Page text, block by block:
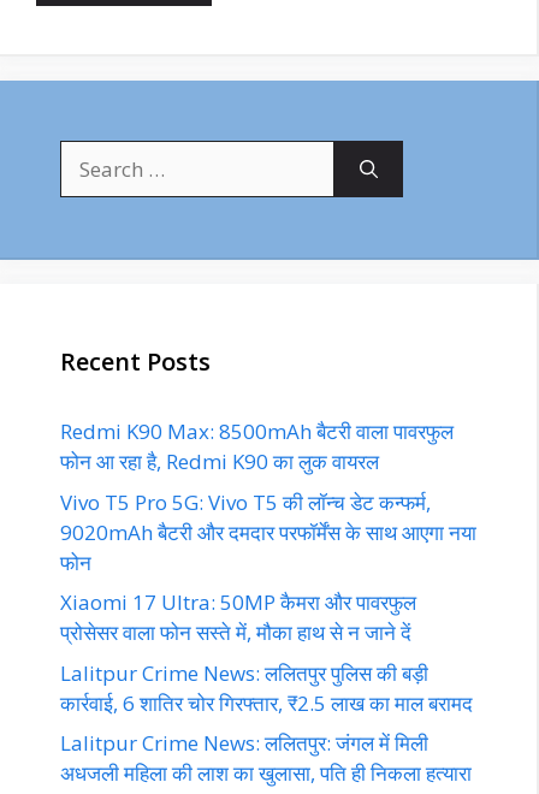
for:
Recent Posts
Redmi K90 Max: 8500mAh बैटरी वाला पावरफुल
फोन आ रहा है, Redmi K90 का लुक वायरल
Vivo T5 Pro 5G: Vivo T5 की लॉन्च डेट कन्फर्म,
9020mAh बैटरी और दमदार परफॉर्मेंस के साथ आएगा नया
फोन
Xiaomi 17 Ultra: 50MP कैमरा और पावरफुल
प्रोसेसर वाला फोन सस्ते में, मौका हाथ से न जाने दें
Lalitpur Crime News: ललितपुर पुलिस की बड़ी
कार्रवाई, 6 शातिर चोर गिरफ्तार, ₹2.5 लाख का माल बरामद
Lalitpur Crime News: ललितपुर: जंगल में मिली
अधजली महिला की लाश का खुलासा, पति ही निकला हत्यारा